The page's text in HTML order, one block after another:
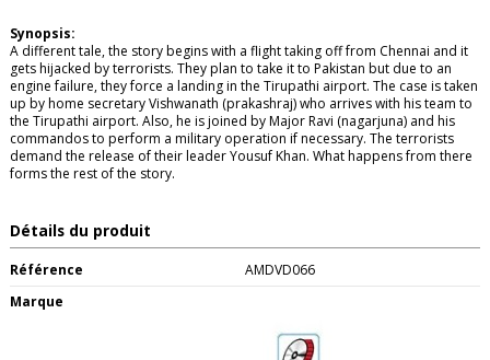
Synopsis:
A different tale, the story begins with a flight taking off from Chennai and it
gets hijacked by terrorists. They plan to take it to Pakistan but due to an
engine failure, they force a landing in the Tirupathi airport. The case is taken
up by home secretary Vishwanath (prakashraj) who arrives with his team to
the Tirupathi airport. Also, he is joined by Major Ravi (nagarjuna) and his
commandos to perform a military operation if necessary. The terrorists
demand the release of their leader Yousuf Khan. What happens from there
forms the rest of the story.
Détails du produit
Référence
AMDVD066
Marque